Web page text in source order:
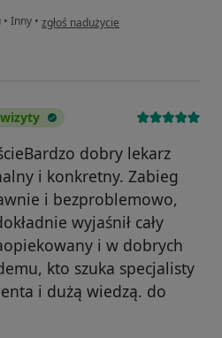
• Inny • w opinii użytkownika Ewa
zgłoś nadużycie
dobry lekarz
i konkretny. Zabieg
i bezproblemowo,
wyjaśnił cały
i w dobrych
kto szuka specjalisty
i dużą wiedzą. do